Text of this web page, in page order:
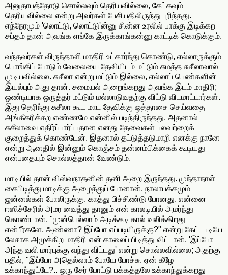
அனுதாபத்தோடு சொல்லவும் தெரியவில்லை, கேட்கவும்
தெரியவில்லை என்று அவர்கள் பேசியதிலிருந்து புரிந்தது.
எந்நேரமும் 'லொட்டு, லொட்டு'ன்னு சின்ன உரலில் பாக்கு இடிக்கற
சப்தம் தான் அவங்க எங்கே இருக்காங்கன்னு காட்டிக் கொடுக்கும்.
வந்தவர்கள் விருந்தாளி மாதிரி உட்கார்ந்து கொண்டு, எல்லாருக்கும்
பொங்கிப் போடும் வேலையை தேவியிடம் மட்டும் சுமத்த சுசீலாவால்
முடியவில்லை. சுசீலா என்று மட்டும் இல்லை, எல்லாப் பெண்களின்
இயல்பும் அது தான். சமையல் அறைங்கறது அவங்க இடம் மாதிரி;
ஒண்டியாக ஒருத்தர் மட்டும் மல்லாடுவதற்கு விட்டு விடமாட்டார்கள்.
இது தெரிந்து சுசீலா கூட மாட தேவிக்கு ஒத்தாசை செய்வதை
அங்கீகரிக்கற எண்ணமே என்னில் படிந்திருந்தது. அதனால்
சுசீலாவை எதிர்ப்பார்ப்பதான எனது தேவைகள் பலவற்றைக்
குறைத்துக் கொண்டேன். இதனால் தட்டுத்தடுமாறி எனக்கு நானே
என்று ஆனதில் இன்னும் கொஞ்சம் தன்னம்பிக்கைக் கூடியது
என்பதையும் சொல்லத்தான் வேண்டும்.
மாடியில் தான் விஸ்வநாதனின் தனி அறை இருந்தது. முந்தாநாள்
கைபிடித்து மாடிக்கு அழைத்துப் போனான். நாலாபக்கமும்
ஜன்னல்கள் போலிருக்கு. காத்து பிச்சிண்டு போனது. என்னை
ஈஸிச்சேரில் அமர வைத்து தானும் என் காலடியில் அமர்ந்து
கொண்டான். "முன்பெல்லாம் அடிக்கடி கால் வலிக்கிறது
என்பீர்களே, அண்ணா? இப்போ எப்படியிருக்கு?" என்று கேட்டபடியே
லேசாக அமுக்கிற மாதிரி என் காலைப் பிடித்து விட்டான். 'இப்போ
அந்த வலி மார்புக்கு வந்து விட்டது' என்று சொல்லவில்லை; அதற்கு
பதில், "இப்போ அதெல்லாம் போயே போச்சு. ஏன் கீழே
உக்காந்துட்டே?.. ஒரு சேர் போட்டு பக்கத்தலே உக்காந்துக்கறது